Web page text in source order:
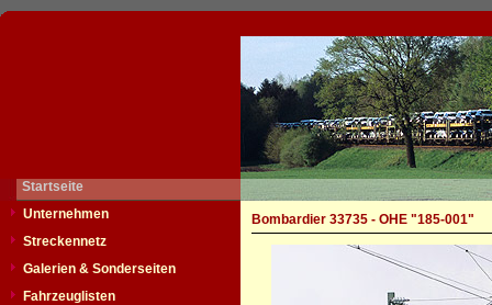
Startseite
Unternehmen
Streckennetz
Galerien & Sonderseiten
Fahrzeuglisten
Bombardier 33735 - OHE "185-001"